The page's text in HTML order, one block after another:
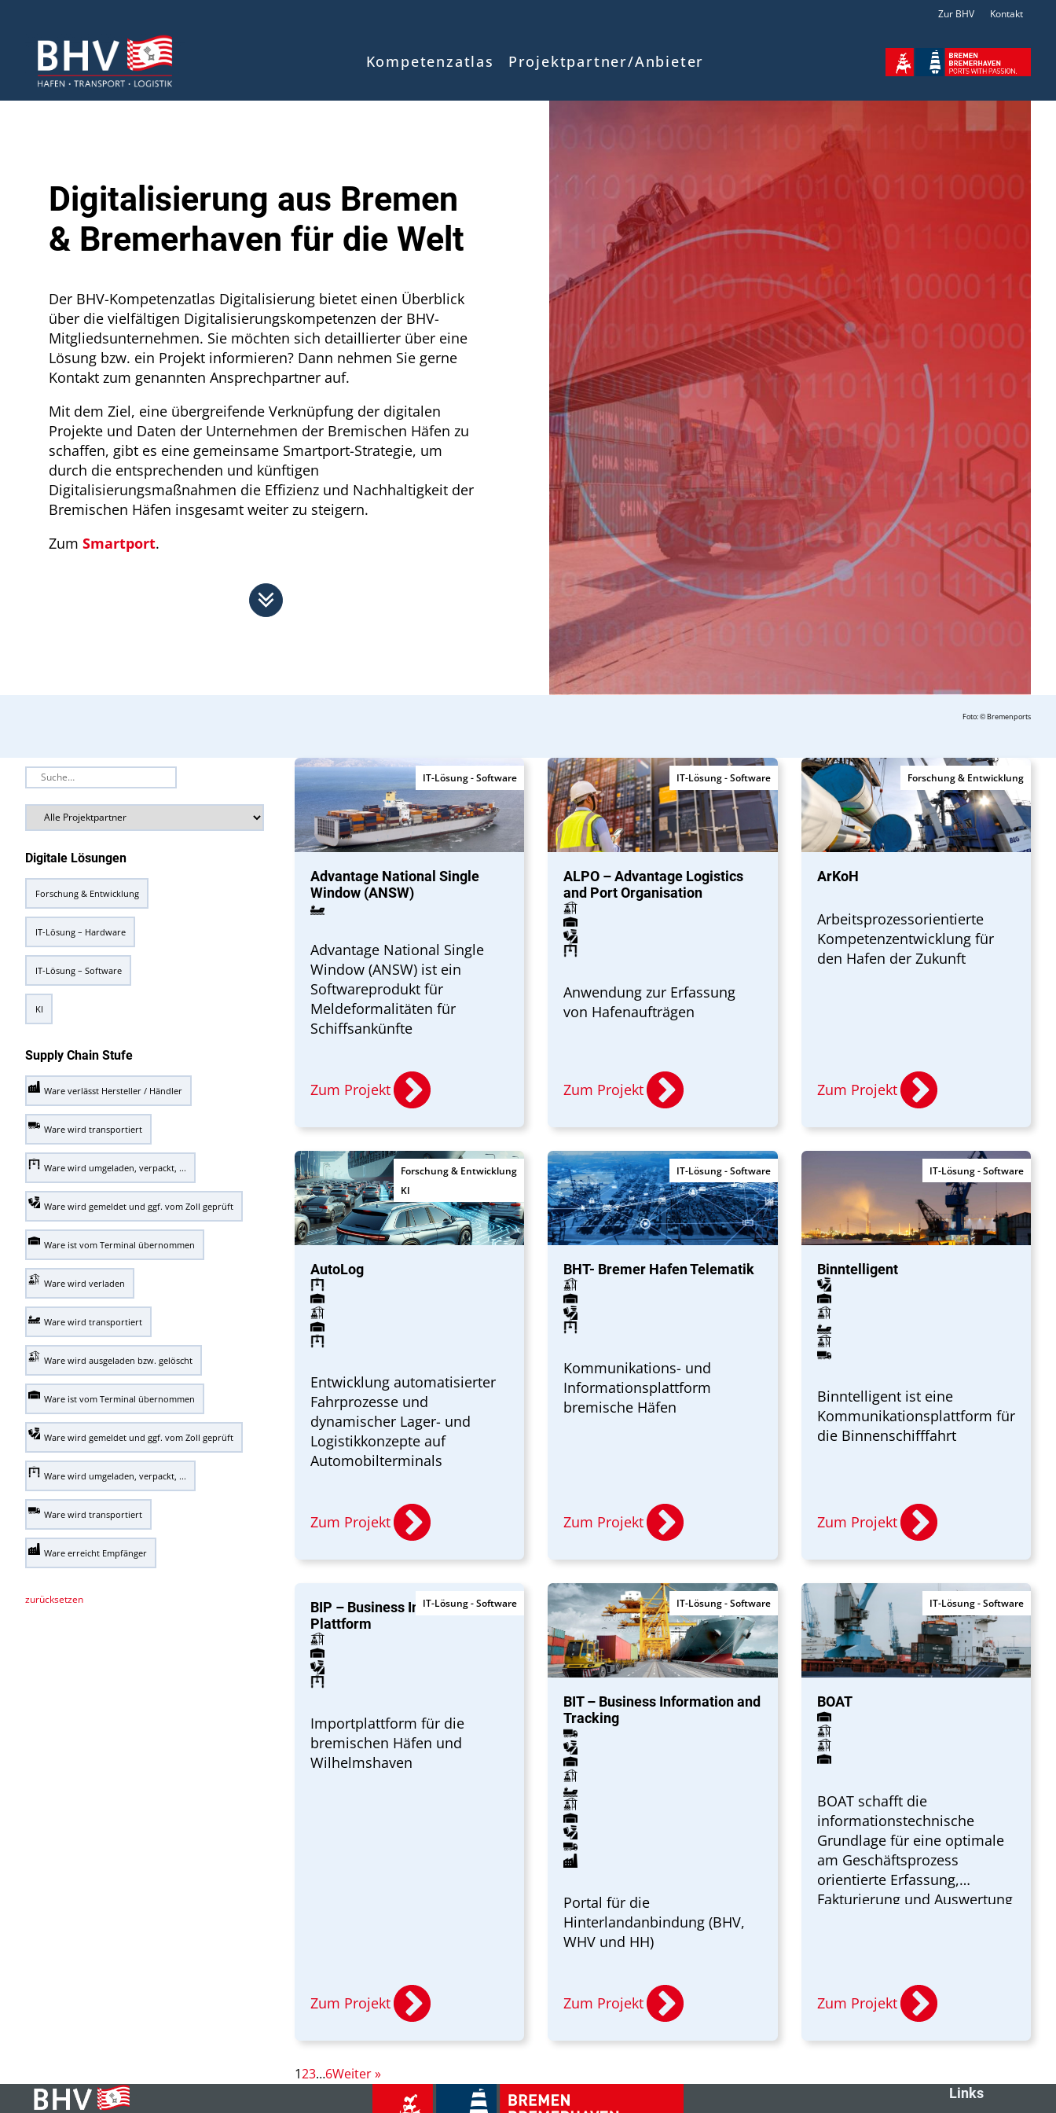
Zur BHV Kontakt
Kompetenzatlas Projektpartner/Anbieter
Digitalisierung aus Bremen
& Bremerhaven für die Welt
Der BHV-Kompetenzatlas Digitalisierung bietet einen Überblick
über die vielfältigen Digitalisierungskompetenzen der BHV-
Mitgliedsunternehmen. Sie möchten sich detaillierter über eine
Lösung bzw. ein Projekt informieren? Dann nehmen Sie gerne
Kontakt zum genannten Ansprechpartner auf.
Mit dem Ziel, eine übergreifende Verknüpfung der digitalen
Projekte und Daten der Unternehmen der Bremischen Häfen zu
schaffen, gibt es eine gemeinsame Smartport-Strategie, um
durch die entsprechenden und künftigen
Digitalisierungsmaßnahmen die Effizienz und Nachhaltigkeit der
Bremischen Häfen insgesamt weiter zu steigern.
Zum Smartport.
Foto: © Bremenports
Digitale Lösungen
Forschung & Entwicklung
IT-Lösung – Hardware
IT-Lösung – Software
KI
Supply Chain Stufe
Ware verlässt Hersteller / Händler
Ware wird transportiert
Ware wird umgeladen, verpackt, ...
Ware wird gemeldet und ggf. vom Zoll geprüft
Ware ist vom Terminal übernommen
Ware wird verladen
Ware wird transportiert
Ware wird ausgeladen bzw. gelöscht
Ware ist vom Terminal übernommen
Ware wird gemeldet und ggf. vom Zoll geprüft
Ware wird umgeladen, verpackt, ...
Ware wird transportiert
Ware erreicht Empfänger
zurücksetzen
IT-Lösung - Software
Advantage National Single
Window (ANSW)
Advantage National Single
Window (ANSW) ist ein
Softwareprodukt für
Meldeformalitäten für
Schiffsankünfte
Zum Projekt
IT-Lösung - Software
ALPO – Advantage Logistics
and Port Organisation
Anwendung zur Erfassung
von Hafenaufträgen
Zum Projekt
Forschung & Entwicklung
ArKoH
Arbeitsprozessorientierte
Kompetenzentwicklung für
den Hafen der Zukunft
Zum Projekt
Forschung & Entwicklung
KI
AutoLog
Entwicklung automatisierter
Fahrprozesse und
dynamischer Lager- und
Logistikkonzepte auf
Automobilterminals
Zum Projekt
IT-Lösung - Software
BHT- Bremer Hafen Telematik
Kommunikations- und
Informationsplattform
bremische Häfen
Zum Projekt
IT-Lösung - Software
Binntelligent
Binntelligent ist eine
Kommunikationsplattform für
die Binnenschifffahrt
Zum Projekt
IT-Lösung - Software
BIP – Business Integration
Plattform
Importplattform für die
bremischen Häfen und
Wilhelmshaven
Zum Projekt
IT-Lösung - Software
BIT – Business Information and
Tracking
Portal für die
Hinterlandanbindung (BHV,
WHV und HH)
Zum Projekt
IT-Lösung - Software
BOAT
BOAT schafft die
informationstechnische
Grundlage für eine optimale
am Geschäftsprozess
orientierte Erfassung,
Fakturierung und Auswertung
Netzanschlüssen sowie für
Gestellung von qualifiziertem
Personal für Dritte.
Zum Projekt
123…6Weiter »
Links